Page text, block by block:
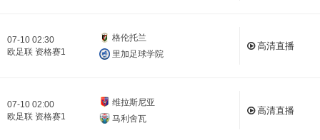
07-10 02:30
欧足联 资格赛1
格伦托兰
里加足球学院
高清直播
07-10 02:00
欧足联 资格赛1
维拉斯尼亚
马利舍瓦
高清直播